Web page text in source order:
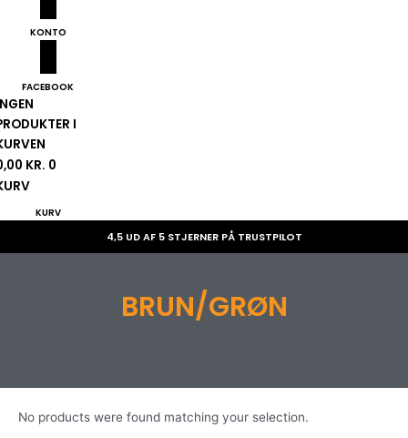
KONTO
FACEBOOK
I
KR. 0
KURV
4,5 UD AF 5 STJERNER PÅ TRUSTPILOT
BRUN/GRØN
No products were found matching your selection.